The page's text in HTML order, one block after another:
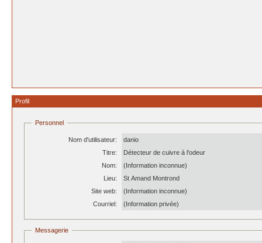
Profil
Personnel
Nom d'utilisateur:
danio
Titre:
Détecteur de cuivre à l'odeur
Nom:
(Information inconnue)
Lieu:
St Amand Montrond
Site web:
(Information inconnue)
Courriel:
(Information privée)
Messagerie